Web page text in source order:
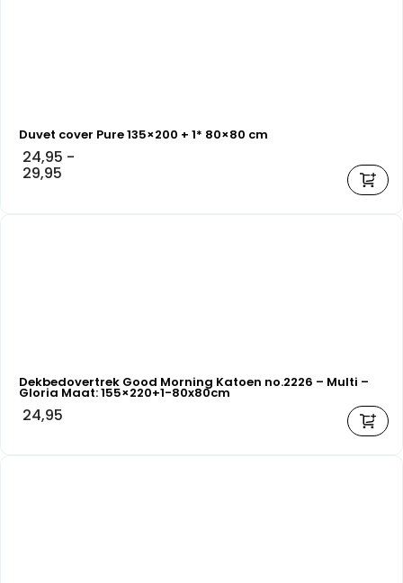
Duvet cover Pure 135×200 + 1* 80×80 cm
24,95 -
29,95
Dekbedovertrek Good Morning Katoen no.2226 – Multi –
Gloria Maat: 155×220+1-80x80cm
24,95